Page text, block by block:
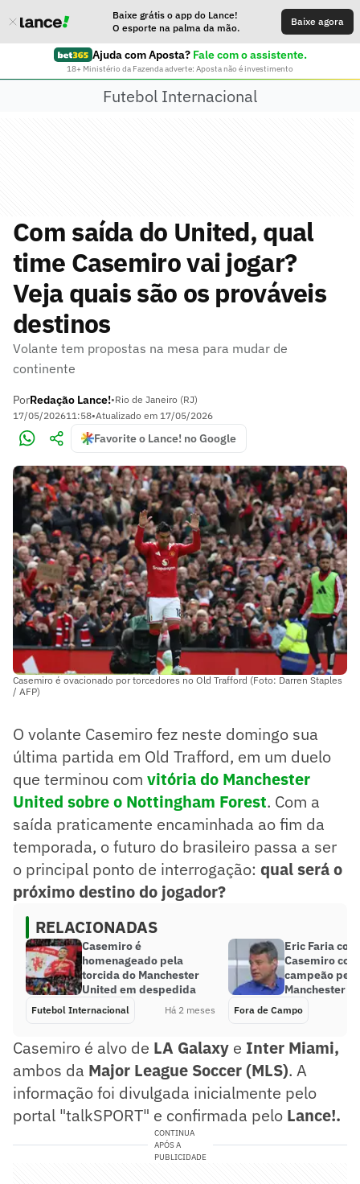
Baixe grátis o app do Lance!
O esporte na palma da mão.
Baixe agora
Ajuda com Aposta? Fale com o assistente.
18+ Ministério da Fazenda adverte: Aposta não é investimento
Futebol Internacional
Com saída do United, qual
time Casemiro vai jogar?
Veja quais são os prováveis
destinos
Volante tem propostas na mesa para mudar de
continente
PorRedação Lance!•Rio de Janeiro (RJ)
17/05/202611:58•Atualizado em 17/05/2026
Favorite o Lance! no Google
Casemiro é ovacionado por torcedores no Old Trafford (Foto: Darren Staples
/ AFP)
O volante Casemiro fez neste domingo sua
última partida em Old Trafford, em um duelo
que terminou com vitória do Manchester
United sobre o Nottingham Forest. Com a
saída praticamente encaminhada ao fim da
temporada, o futuro do brasileiro passa a ser
o principal ponto de interrogação: qual será o
próximo destino do jogador?
RELACIONADAS
Casemiro é
homenageado pela
torcida do Manchester
United em despedida
Futebol Internacional Há 2 meses
Eric Faria
Casemiro
campeão pelo
Manchester
Fora de Campo
Casemiro é alvo de LA Galaxy e Inter Miami,
ambos da Major League Soccer (MLS). A
informação foi divulgada inicialmente pelo
portal "talkSPORT" e confirmada pelo Lance!.
CONTINUA
APÓS A
PUBLICIDADE